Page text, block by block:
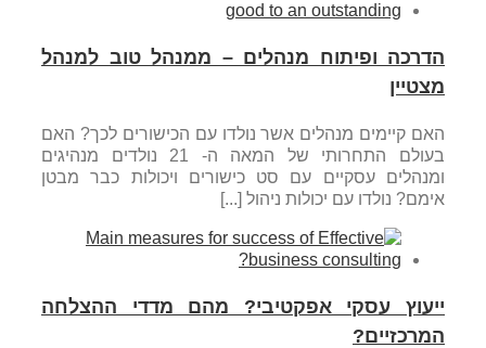
הדרכה ופיתוח מנהלים – ממנהל טוב למנהל
מצטיין
האם קיימים מנהלים אשר נולדו עם הכישורים לכך? האם
בעולם התחרותי של המאה ה- 21 נולדים מנהיגים
ומנהלים עסקיים עם סט כישורים ויכולות כבר מבטן
אימם? נולדו עם יכולות ניהול [...]
ייעוץ עסקי אפקטיבי? מהם מדדי ההצלחה
המרכזיים?